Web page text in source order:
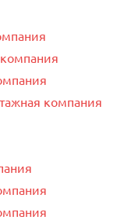
компания